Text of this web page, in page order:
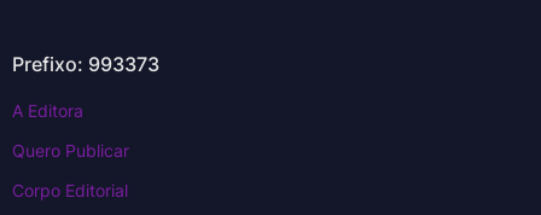
Prefixo: 993373
A Editora
Quero Publicar
Corpo Editorial